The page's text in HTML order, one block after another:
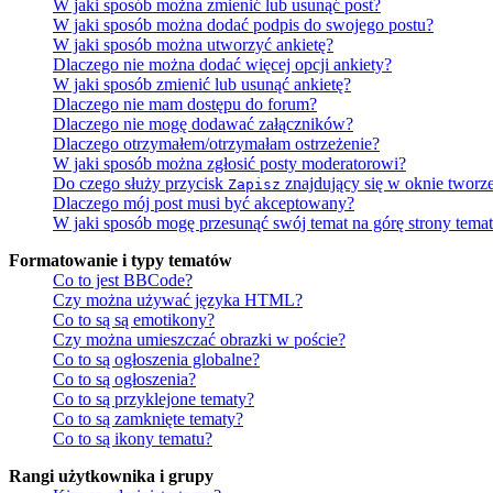
W jaki sposób można zmienić lub usunąć post?
W jaki sposób można dodać podpis do swojego postu?
W jaki sposób można utworzyć ankietę?
Dlaczego nie można dodać więcej opcji ankiety?
W jaki sposób zmienić lub usunąć ankietę?
Dlaczego nie mam dostępu do forum?
Dlaczego nie mogę dodawać załączników?
Dlaczego otrzymałem/otrzymałam ostrzeżenie?
W jaki sposób można zgłosić posty moderatorowi?
Do czego służy przycisk Zapisz znajdujący się w oknie
Dlaczego mój post musi być akceptowany?
W jaki sposób mogę przesunąć swój temat na górę strony
Formatowanie i typy tematów
Co to jest BBCode?
Czy można używać języka HTML?
Co to są są emotikony?
Czy można umieszczać obrazki w poście?
Co to są ogłoszenia globalne?
Co to są ogłoszenia?
Co to są przyklejone tematy?
Co to są zamknięte tematy?
Co to są ikony tematu?
Rangi użytkownika i grupy